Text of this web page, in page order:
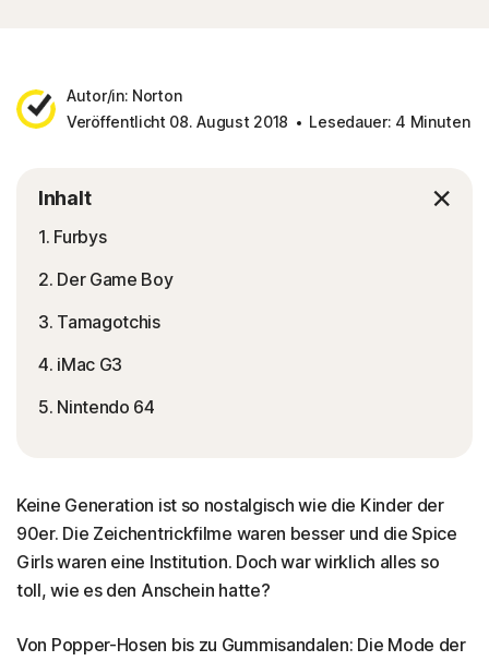
Autor/in: Norton
Veröffentlicht 08. August 2018
Lesedauer: 4 Minuten
Inhalt
1. Furbys
2. Der Game Boy
3. Tamagotchis
4. iMac G3
5. Nintendo 64
Keine Generation ist so nostalgisch wie die Kinder der
90er. Die Zeichentrickfilme waren besser und die Spice
Girls waren eine Institution. Doch war wirklich alles so
toll, wie es den Anschein hatte?
Von Popper-Hosen bis zu Gummisandalen: Die Mode der